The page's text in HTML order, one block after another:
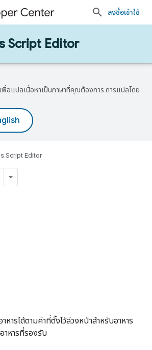
ลงชื่อเข้าใช้
Script Editor
พื่อแปลเนื้อหาเป็นภาษาที่คุณต้องการ การแปลโดย
Script Editor
ารได้ตามค่าที่ตั้งไว้ล่วงหน้าสำหรับอาหาร
าหารที่รองรับ